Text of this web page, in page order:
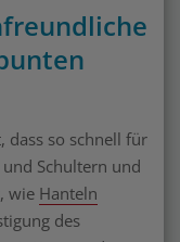
dass so schnell für
Schultern und
wie Hanteln
des